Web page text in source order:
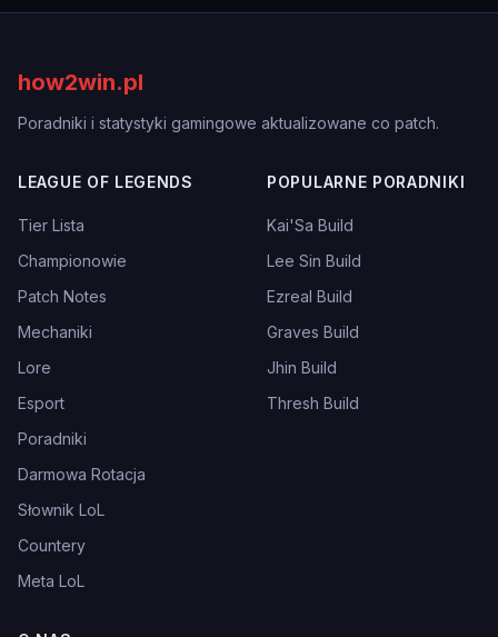
how2win.pl
Poradniki i statystyki gamingowe aktualizowane co patch.
LEAGUE OF LEGENDS
Tier Lista
Championowie
Patch Notes
Mechaniki
Lore
Esport
Poradniki
Darmowa Rotacja
Słownik LoL
Countery
Meta LoL
POPULARNE PORADNIKI
Kai'Sa Build
Lee Sin Build
Ezreal Build
Graves Build
Jhin Build
Thresh Build